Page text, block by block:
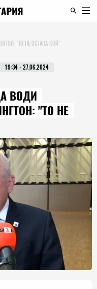
"ТО НЕ ОСТАНА КОЙ"
19:34 - 27.06.2024
ВОДИ
"ТО НЕ